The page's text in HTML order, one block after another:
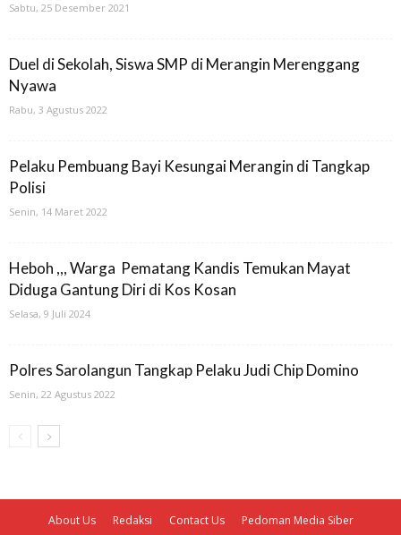
Sabtu, 25 Desember 2021
Duel di Sekolah, Siswa SMP di Merangin Merenggang
Nyawa
Rabu, 3 Agustus 2022
Pelaku Pembuang Bayi Kesungai Merangin di Tangkap
Polisi
Senin, 14 Maret 2022
Heboh ,,, Warga Pematang Kandis Temukan Mayat
Diduga Gantung Diri di Kos Kosan
Selasa, 9 Juli 2024
Polres Sarolangun Tangkap Pelaku Judi Chip Domino
Senin, 22 Agustus 2022
About Us Redaksi Contact Us Pedoman Media Siber